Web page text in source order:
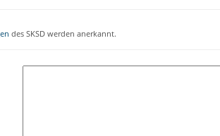
des SKSD werden anerkannt.